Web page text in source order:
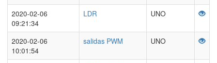
2020-02-06
09:21:34
LDR UNO
2020-02-06
10:01:54
salidas PWM UNO